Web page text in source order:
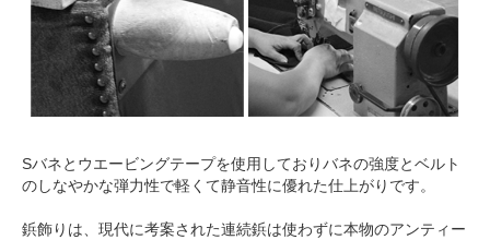
Sバネとウエービングテープを使用しておりバネの強度とベルト
のしなやかな弾力性で軽くて静音性に優れた仕上がりです。
鋲飾りは、現代に考案された連続鋲は使わずに本物のアンティー